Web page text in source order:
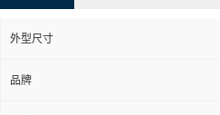
外型尺寸
品牌